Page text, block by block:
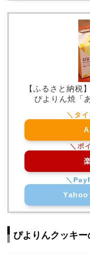
【ふるさと納税
ぴよりん焼「
Yahoo
ぴよりんクッキ